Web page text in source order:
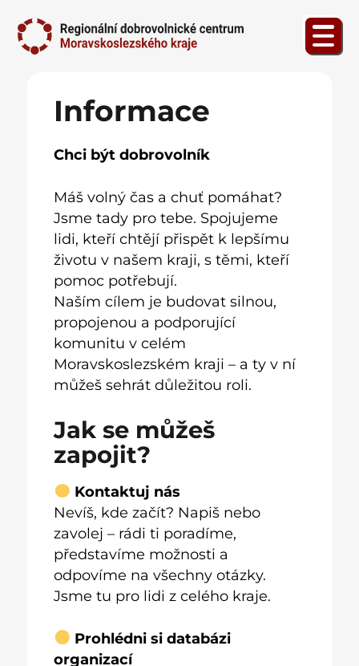
Informace
Chci být dobrovolník
Máš volný čas a chuť pomáhat?
Jsme tady pro tebe. Spojujeme
lidi, kteří chtějí přispět k lepšímu
životu v našem kraji, s těmi, kteří
pomoc potřebují.
Naším cílem je budovat silnou,
propojenou a podporující
komunitu v celém
Moravskoslezském kraji – a ty v ní
můžeš sehrát důležitou roli.
Jak se můžeš
zapojit?
Kontaktuj nás
Nevíš, kde začít? Napiš nebo
zavolej – rádi ti poradíme,
představíme možnosti a
odpovíme na všechny otázky.
Jsme tu pro lidi z celého kraje.
Prohlédni si databázi
organizací